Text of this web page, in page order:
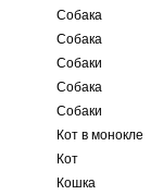
Собака
Собака
Собаки
Собака
Собаки
Кот в монокле
Кот
Кошка